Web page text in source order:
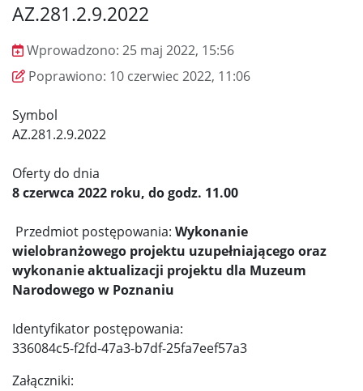
AZ.281.2.9.2022
Wprowadzono
Wprowadzono: 25 maj 2022, 15:56
Poprawiono
Poprawiono: 10 czerwiec 2022, 11:06
Symbol
AZ.281.2.9.2022
Oferty do dnia
8 czerwca 2022 roku, do godz. 11.00
Przedmiot postępowania: Wykonanie
wielobranżowego projektu uzupełniającego oraz
wykonanie aktualizacji projektu dla Muzeum
Narodowego w Poznaniu
Identyfikator postępowania:
336084c5-f2fd-47a3-b7df-25fa7eef57a3
Załączniki: